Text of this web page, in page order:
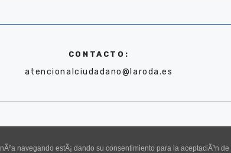
CONTACTO:
atencionalciudadano@laroda.es
navegando estÃ¡ dando su consentimiento para la aceptaciÃ³n